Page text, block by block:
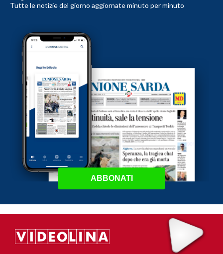
Tutte le notizie del giorno aggiornate minuto per minuto
ABBONATI